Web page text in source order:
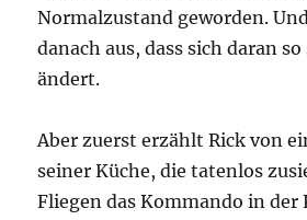
Normalzustand geworden.
danach aus, dass sich daran
ändert.
Aber zuerst erzählt Rick von
seiner Küche, die tatenlos
Fliegen das Kommando in der